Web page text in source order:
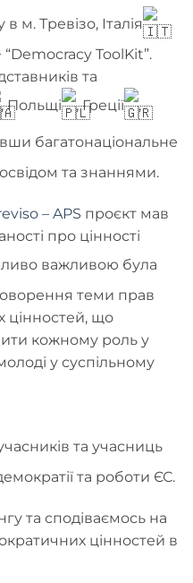
м. Тревізо, Італія
ToolKit”.
та
, Польщі , Греції ,
багатонаціональне
та знаннями.
– APS проєкт мав
про цінності
важливою була
теми прав
цінностей, що
кожному роль у
у суспільному
та учасниць
та роботи ЄС.
та сподіваємось на
цінностей в